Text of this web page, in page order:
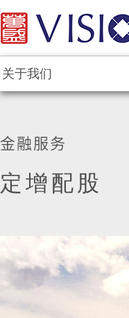
关于我们
金融服务
定增配股